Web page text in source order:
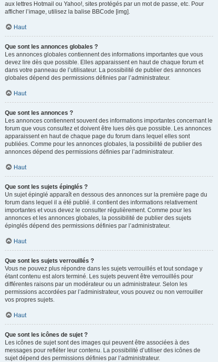
aux lettres Hotmail ou Yahoo!, sites protégés par un mot de passe, etc. Pour
afficher l’image, utilisez la balise BBCode [img].
Haut
Que sont les annonces globales ?
Les annonces globales contiennent des informations importantes que vous
devez lire dès que possible. Elles apparaissent en haut de chaque forum et
dans votre panneau de l’utilisateur. La possibilité de publier des annonces
globales dépend des permissions définies par l’administrateur.
Haut
Que sont les annonces ?
Les annonces contiennent souvent des informations importantes concernant le
forum que vous consultez et doivent être lues dès que possible. Les annonces
apparaissent en haut de chaque page du forum dans lequel elles sont
publiées. Comme pour les annonces globales, la possibilité de publier des
annonces dépend des permissions définies par l’administrateur.
Haut
Que sont les sujets épinglés ?
Un sujet épinglé apparaît en dessous des annonces sur la première page du
forum dans lequel il a été publié. il contient des informations relativement
importantes et vous devez le consulter régulièrement. Comme pour les
annonces et les annonces globales, la possibilité de publier des sujets
épinglés dépend des permissions définies par l’administrateur.
Haut
Que sont les sujets verrouillés ?
Vous ne pouvez plus répondre dans les sujets verrouillés et tout sondage y
étant contenu est alors terminé. Les sujets peuvent être verrouillés pour
différentes raisons par un modérateur ou un administrateur. Selon les
permissions accordées par l’administrateur, vous pouvez ou non verrouiller
vos propres sujets.
Haut
Que sont les icônes de sujet ?
Les icônes de sujet sont des images qui peuvent être associées à des
messages pour refléter leur contenu. La possibilité d’utiliser des icônes de
sujet dépend des permissions définies par l’administrateur.